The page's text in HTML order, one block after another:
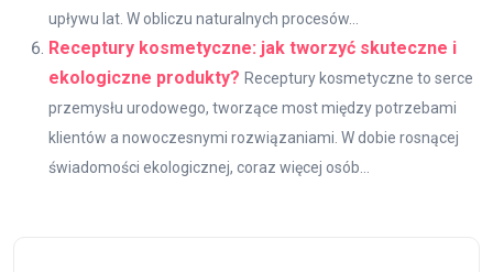
upływu lat. W obliczu naturalnych procesów...
Receptury kosmetyczne: jak tworzyć skuteczne i
ekologiczne produkty? Receptury kosmetyczne to serce
przemysłu urodowego, tworzące most między potrzebami
klientów a nowoczesnymi rozwiązaniami. W dobie rosnącej
świadomości ekologicznej, coraz więcej osób...